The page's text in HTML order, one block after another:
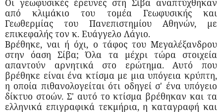
από κλιμάκιο του τομέα Γεωφυσικής και
Γεωθερμίας του Πανεπιστημίου Αθηνών, με
επικεφαλής τον κ. Ευάγγελο Λάγιο.
Βρέθηκε, ναι ή όχι, ο τάφος του Μεγαλέξανδρου
στην όαση Σίβα; Όλα τα μέχρι τώρα στοιχεία
απαντούν αρνητικά στο ερώτημα. Αυτό που
βρέθηκε είναι ένα κτίσμα με μια υπόγεια κρύπτη,
η οποία πιθανολογείται ότι οδηγεί σ' ένα υπόγειο
δίκτυο στοών. Σ' αυτό το κτίσμα βρέθηκαν και τα
ελληνικά επιγραφικά τεκμήρια, η καταγραφή και